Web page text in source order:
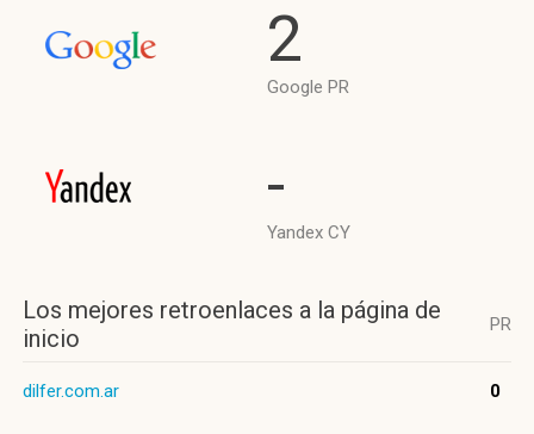
2
Google PR
-
Yandex CY
Los mejores retroenlaces a la página de
inicio
PR
dilfer.com.ar 0